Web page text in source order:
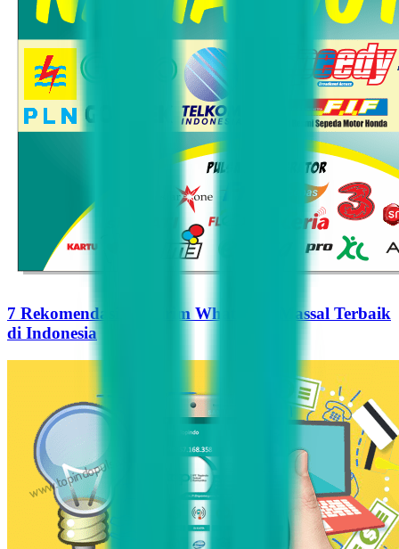
7 Rekomendasi Pengirim WhatsApp Massal Terbaik
di Indonesia